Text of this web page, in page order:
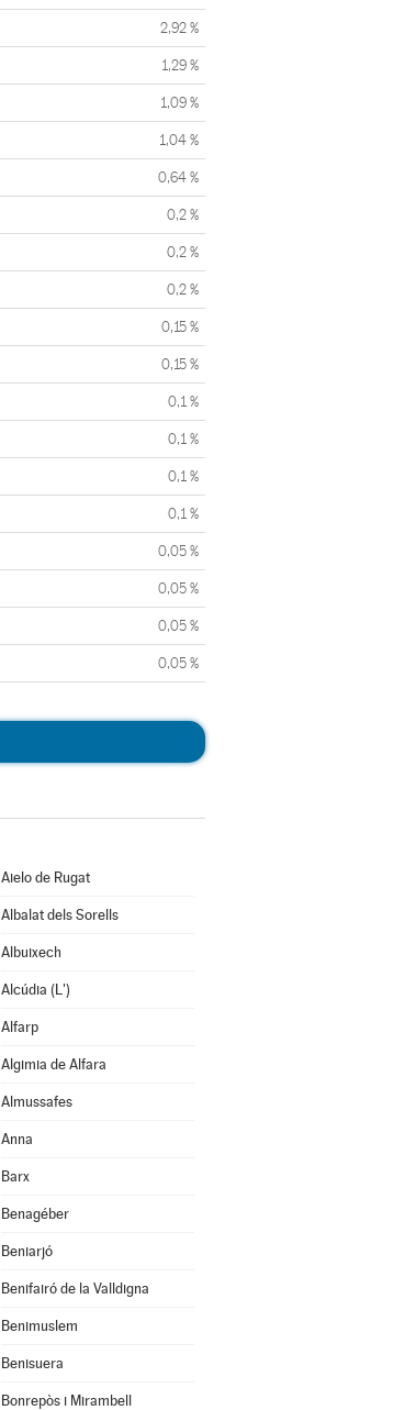
2,92 %
1,29 %
1,09 %
1,04 %
0,64 %
0,2 %
0,2 %
0,2 %
0,15 %
0,15 %
0,1 %
0,1 %
0,1 %
0,1 %
0,05 %
0,05 %
0,05 %
0,05 %
Aielo de Rugat
Albalat dels Sorells
Albuixech
Alcúdia (L')
Alfarp
Algimia de Alfara
Almussafes
Anna
Barx
Benagéber
Beniarjó
Benifairó de la Valldigna
Benimuslem
Benisuera
Bonrepòs i Mirambell